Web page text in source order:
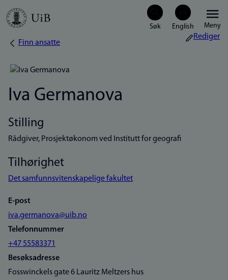
Hopp
Meny
Navigasjonssti
Finn ansatte
Rediger
Iva Germanova
Stilling
Rådgiver, Prosjektøkonom ved Institutt for geografi
Tilhørighet
Det samfunnsvitenskapelige fakultet
E-post
iva.germanova@uib.no
Telefonnummer
+47 55583371
Besøksadresse
Fosswinckels gate 6 Lauritz Meltzers hus